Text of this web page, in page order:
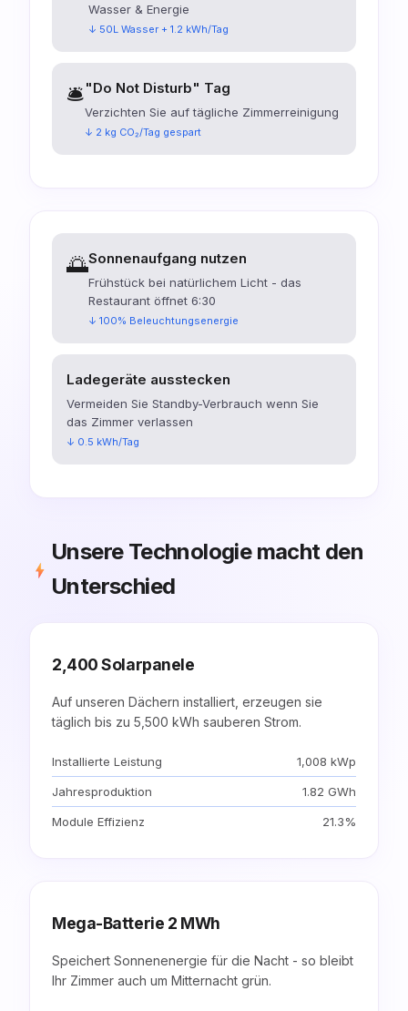
Wasser & Energie
↓ 50L Wasser + 1.2 kWh/Tag
🛎️"Do Not Disturb" Tag
Verzichten Sie auf tägliche Zimmerreinigung
↓ 2 kg CO₂/Tag gespart
🌅Sonnenaufgang nutzen
Frühstück bei natürlichem Licht - das
Restaurant öffnet 6:30
↓ 100% Beleuchtungsenergie
Ladegeräte ausstecken
Vermeiden Sie Standby-Verbrauch wenn Sie
das Zimmer verlassen
↓ 0.5 kWh/Tag
Unsere Technologie macht den
Unterschied
2,400 Solarpanele
Auf unseren Dächern installiert, erzeugen sie
täglich bis zu 5,500 kWh sauberen Strom.
Installierte Leistung 1,008 kWp
Jahresproduktion 1.82 GWh
Module Effizienz 21.3%
Mega-Batterie 2 MWh
Speichert Sonnenenergie für die Nacht - so bleibt
Ihr Zimmer auch um Mitternacht grün.